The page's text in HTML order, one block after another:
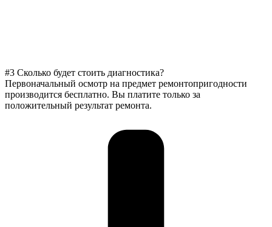
#3 Сколько будет стоить диагностика?
Первоначальный осмотр на предмет ремонтопригодности
производится бесплатно. Вы платите только за
положительный результат ремонта.